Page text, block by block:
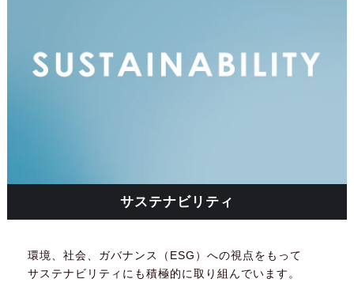
サステナビリティ
環境、社会、ガバナンス（ESG）への視点をもって
サステナビリティにも積極的に取り組んでいます。